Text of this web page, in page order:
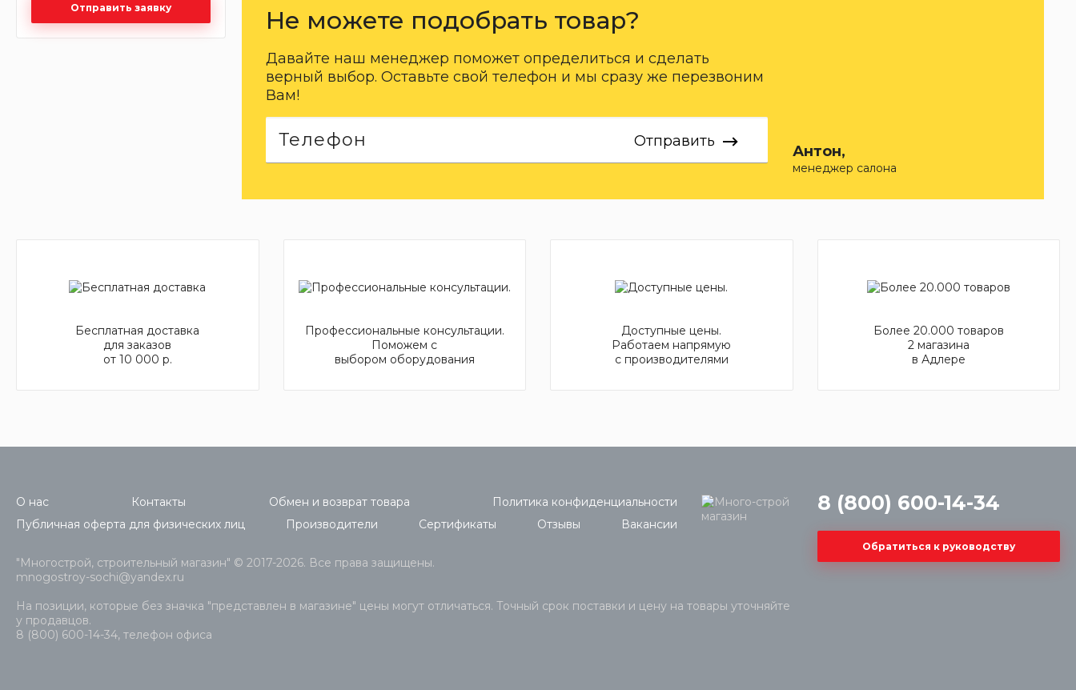
Отправить заявку Не можете подобрать товар?
Давайте наш менеджер поможет определиться и сделать
верный выбор. Оставьте свой телефон и мы сразу же перезвоним
Вам!
Отправить
Антон,
менеджер салона
Бесплатная доставка
для заказов
от 10 000 р.
Профессиональные консультации.
Поможем с
выбором оборудования
Доступные цены.
Работаем напрямую
с производителями
Более 20.000 товаров
2 магазина
в Адлере
О нас Контакты Обмен и возврат товара
Политика конфиденциальности
Публичная оферта для физических лиц
Производители Сертификаты Отзывы Вакансии
"Многострой, строительный магазин" © 2017-2026. Все права защищены.
mnogostroy-sochi@yandex.ru
На позиции, которые без значка "представлен в магазине" цены могут отличаться. Точный срок поставки и цену на товары уточняйте
у продавцов.
8 (800) 600-14-34, телефон офиса
8 (800) 600-14-34
Обратиться к руководству